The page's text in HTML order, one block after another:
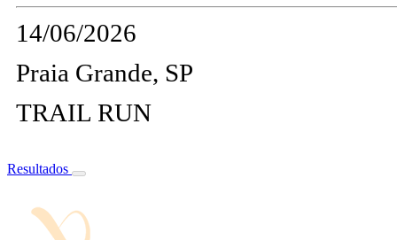
14/06/2026
Praia Grande, SP
TRAIL RUN
Resultados